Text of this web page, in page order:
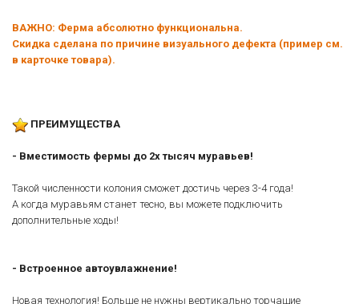
ВАЖНО: Ферма абсолютно функциональна.
Скидка сделана по причине визуального дефекта (пример см.
в карточке товара).
ПРЕИМУЩЕСТВА
- Вместимость фермы до 2х тысяч муравьев!
Такой численности колония сможет достичь через 3-4 года!
А когда муравьям станет тесно, вы можете подключить
дополнительные ходы!
- Встроенное автоувлажнение!
Новая технология! Больше не нужны вертикально торчащие